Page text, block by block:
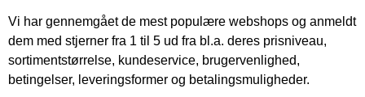
Vi har gennemgået de mest populære webshops og anmeldt
dem med stjerner fra 1 til 5 ud fra bl.a. deres prisniveau,
sortimentstørrelse, kundeservice, brugervenlighed,
betingelser, leveringsformer og betalingsmuligheder.